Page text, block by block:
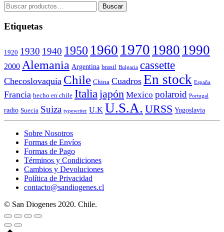
Buscar
por:
Buscar
Etiquetas
1920 1930 1940 1950 1960 1970 1980 1990
2000 Alemania Argentina brasil Bulgaria cassette
Checoslovaquia Chile China Cuadros En stock España
Francia hecho en chile Italia japón Mexico polaroid Portugal
radio Suecia Suiza typewriter U.K U.S.A. URSS Yugoslavia
Sobre Nosotros
Formas de Envíos
Formas de Pago
Términos y Condiciones
Cambios y Devoluciones
Política de Privacidad
contacto@sandiogenes.cl
© San Diogenes 2020. Chile.